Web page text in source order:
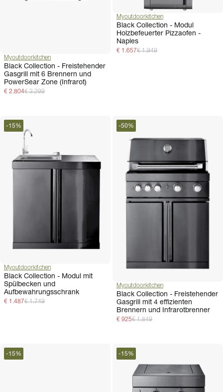
Myoutdoorkitchen
Black Collection - Freistehender
Gasgrill mit 6 Brennern und
PowerSear Zone (Infrarot)
€ 3.299
€ 2.804
Myoutdoorkitchen
Black Collection - Modul
Holzbefeuerter Pizzaofen -
Naples
€ 1.949
€ 1.657
-15%
Myoutdoorkitchen
Black Collection - Modul mit
Spülbecken und
Aufbewahrungsschrank
€ 1.749
€ 1.487
-50%
Myoutdoorkitchen
Black Collection - Freistehender
Gasgrill mit 4 effizienten
Brennern und Infrarotbrenner
€ 1.849
€ 925
-15% -15%